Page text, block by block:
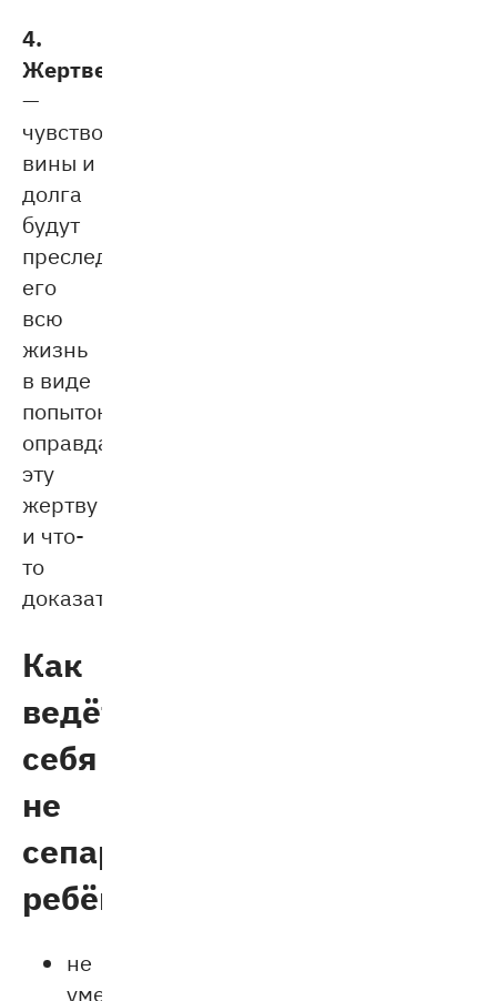
4.
Жертвенность
—
чувство
вины и
долга
будут
преследовать
его
всю
жизнь
в виде
попыток
оправдать
эту
жертву
и что-
то
доказать.
Как
ведёт
себя
не
сепарированный
ребёнок
не
умеет